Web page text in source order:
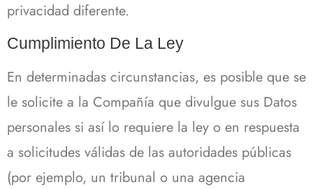
privacidad diferente.
Cumplimiento De La Ley
En determinadas circunstancias, es posible que se
le solicite a la Compañía que divulgue sus Datos
personales si así lo requiere la ley o en respuesta
a solicitudes válidas de las autoridades públicas
(por ejemplo, un tribunal o una agencia